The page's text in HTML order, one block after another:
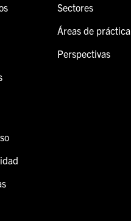
Sectores
Áreas de práctica
Perspectivas